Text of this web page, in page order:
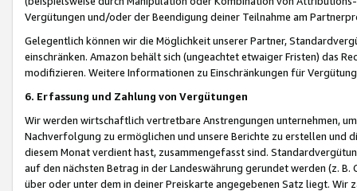
Vergütungen und/oder der Beendigung deiner Teilnahme am
Gelegentlich können wir die Möglichkeit unserer Partner,
einschränken. Amazon behält sich (ungeachtet etwaiger Fristen) das
modifizieren. Weitere Informationen zu Einschränkungen für
6. Erfassung und Zahlung von Vergütungen
Wir werden wirtschaftlich vertretbare Anstrengungen unternehmen,
Nachverfolgung zu ermöglichen und unsere Berichte zu erstellen und
diesem Monat verdient hast, zusammengefasst sind.
auf den nächsten Betrag in der Landeswährung gerundet werden (z.
über oder unter dem in deiner Preiskarte angegebenen Satz liegt.